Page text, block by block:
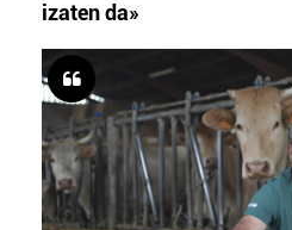
izaten da»